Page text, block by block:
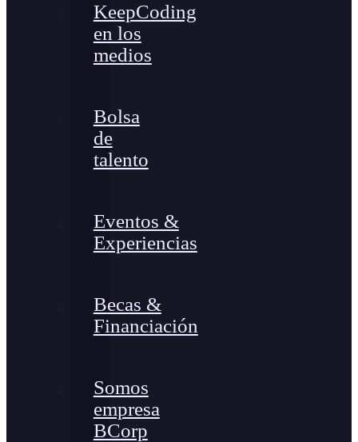
KeepCoding
en los
medios
Bolsa
de
talento
Eventos &
Experiencias
Becas &
Financiación
Somos
empresa
BCorp